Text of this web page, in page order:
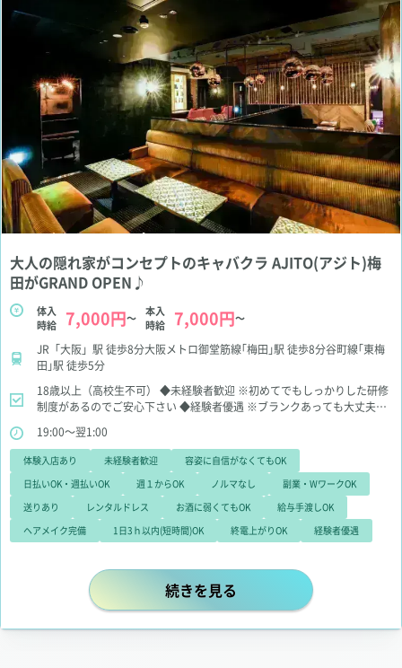
大人の隠れ家がコンセプトのキャバクラ AJITO(アジト)梅
田がGRAND OPEN♪
体入
時給
7,000円～
本入
時給
7,000円～
JR「大阪」駅 徒歩8分大阪メトロ御堂筋線｢梅田｣駅 徒歩8分谷町線｢東梅
田｣駅 徒歩5分
18歳以上（高校生不可）
◆未経験者歓迎 ※初めてでもしっかりした研修
制度があるのでご安心下さい ◆経験者優遇 ※ブランクあっても大丈夫♪
ます！ ◆WワークOK
りますよ
19:00～翌1:00
体験入店あり 未経験者歓迎
容姿に自信がなくてもOK
日払いOK・週払いOK
週１からOK ノルマなし
副業・WワークOK
送りあり
レンタルドレス お酒に弱くてもOK
給与手渡しOK
ヘアメイク完備
1日3ｈ以内(短時間)OK 終電上がりOK 経験者優遇
大人の隠れ家がコンセプトのキャ
続きを見る